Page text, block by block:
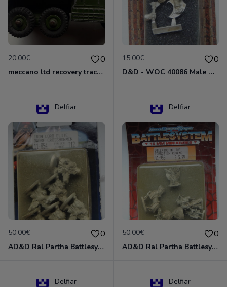
20.00€ 0
meccano ltd recovery tractor N°661
15.00€ 0
D&D - WOC 40086 Male Dwarven Cleric Miniature - Donjons Dragons
Delfiar
50.00€ 0
AD&D Ral Partha Battlesystem Miniatures Pack Iron Lord Dwarf Crossbowmen 11-854
Delfiar
50.00€ 0
AD&D Ral Partha Battlesystem Villains/Forgotten Realms 11-955 Miniatures
Delfiar Delfiar